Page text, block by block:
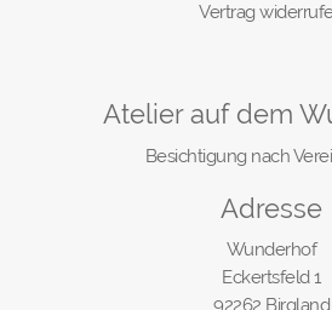
Vertrag
Atelier auf dem
Besichtigung nach
Adresse
Wunderhof
Eckertsfeld 1
92262 Birgland